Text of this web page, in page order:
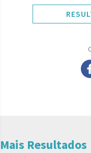
Mais Resultados